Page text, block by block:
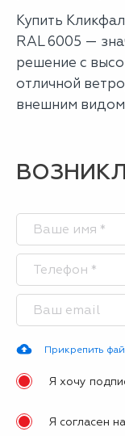
Купить
RAL 6005 —
решение с
отличной
внешним
Прикрепить
Я хочу
Я согласен на